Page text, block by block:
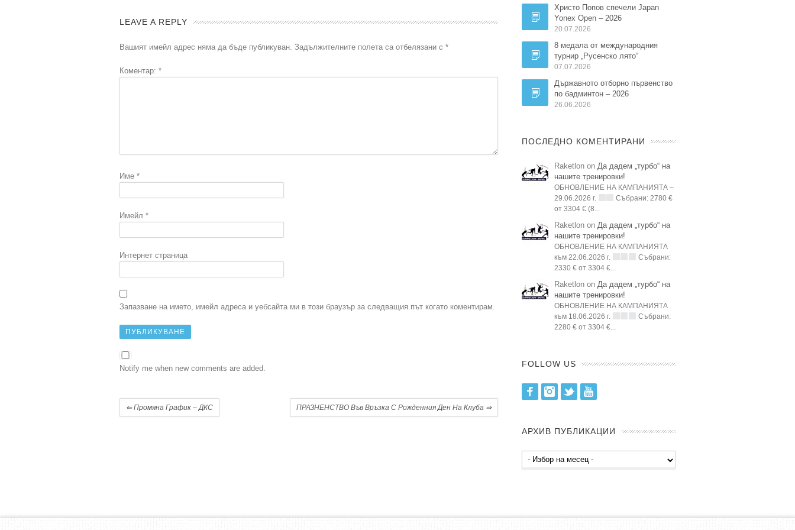
LEAVE A REPLY
Вашият имейл адрес няма да бъде публикуван. Задължителните полета са отбелязани с *
Коментар: *
Име *
Имейл *
Интернет страница
Запазване на името, имейл адреса и уебсайта ми в този браузър за следващия път когато коментирам.
Notify me when new comments are added.
⇐Промяна График – ДКС ПРАЗНЕНСТВО Във Връзка С Рожденния Ден На Клуба ⇒
Христо Попов спечели Japan
Yonex Open – 2026
20.07.2026
8 медала от международния
турнир „Русенско лято“
07.07.2026
Държавното отборно първенство
по бадминтон – 2026
26.06.2026
ПОСЛЕДНО КОМЕНТИРАНИ
Raketlon on Да дадем „турбо“ на
нашите тренировки!
ОБНОВЛЕНИЕ НА КАМПАНИЯТА –
29.06.2026 г.
Събрани: 2780 €
от 3304 € (8...
Raketlon on Да дадем „турбо“ на
нашите тренировки!
ОБНОВЛЕНИЕ НА КАМПАНИЯТА
към 22.06.2026 г.
Събрани:
2330 € от 3304 €...
Raketlon on Да дадем „турбо“ на
нашите тренировки!
ОБНОВЛЕНИЕ НА КАМПАНИЯТА
към 18.06.2026 г.
Събрани:
2280 € от 3304 €...
FOLLOW US
FacebookInstagram
Twitter
АРХИВ ПУБЛИКАЦИИ
Архив
публикации